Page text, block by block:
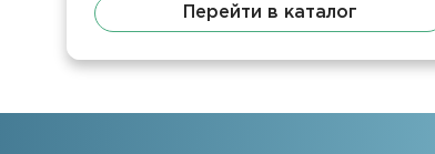
Перейти в каталог